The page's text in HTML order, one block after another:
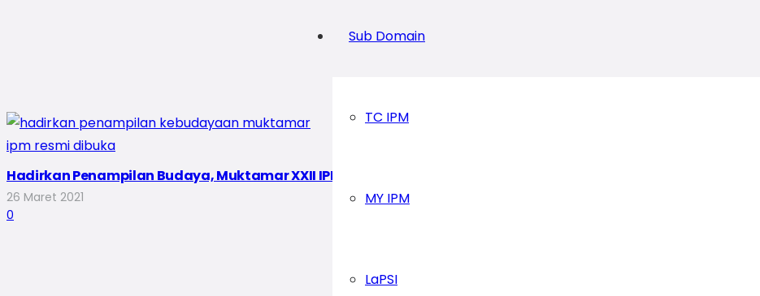
Sub Domain
TC IPM
MY IPM
LaPSI
Hadirkan Penampilan Budaya, Muktamar XXII IPM Resmi Dibuka!
26 Maret 2021
0